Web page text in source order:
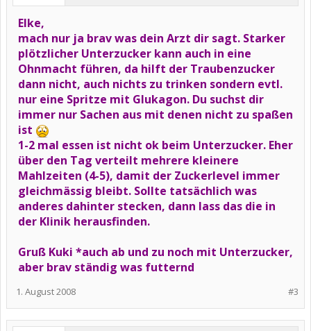
Elke,
mach nur ja brav was dein Arzt dir sagt. Starker
plötzlicher Unterzucker kann auch in eine
Ohnmacht führen, da hilft der Traubenzucker
dann nicht, auch nichts zu trinken sondern evtl.
nur eine Spritze mit Glukagon. Du suchst dir
immer nur Sachen aus mit denen nicht zu spaßen
ist
1-2 mal essen ist nicht ok beim Unterzucker. Eher
über den Tag verteilt mehrere kleinere
Mahlzeiten (4-5), damit der Zuckerlevel immer
gleichmässig bleibt. Sollte tatsächlich was
anderes dahinter stecken, dann lass das die in
der Klinik herausfinden.
Gruß Kuki *auch ab und zu noch mit Unterzucker,
aber brav ständig was futternd
#3
1. August 2008